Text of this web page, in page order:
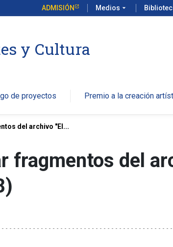
ADMISIÓN Medios arrow_drop_down
y Cultura
de proyectos Premio a la creación
del archivo "El...
del